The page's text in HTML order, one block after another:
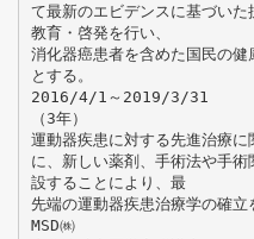
て最新のエビデンスに基づい
教育・啓発を行い、
消化器癌患者を含めた国民の
とする。
2016/4/1～2019/3/31
（3年）
運動器疾患に対する先進治療
に、新しい薬剤、手術法や手
設することにより、最
先端の運動器疾患治療学の確立
MSD㈱